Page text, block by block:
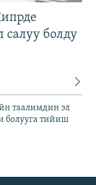
салуу болду
таалимдин эл
болууга тийиш